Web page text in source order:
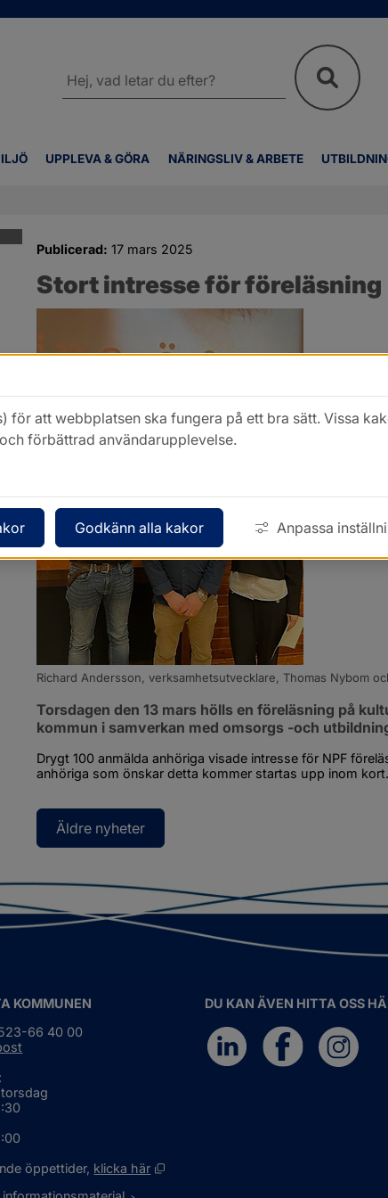
UPPLEVA & GÖRA NÄRINGSLIV & ARBETE
webbplatsen
Publicerad: 17 mars 2025
Stort intresse för föreläsning
Richard Andersson, verksamhetsutvecklare, Thomas Nybom
Torsdagen den 13 mars hölls en föreläsning på
kommun i samverkan med omsorgs -och
Drygt 100 anmälda anhöriga visade intresse för NPF
anhöriga som önskar detta kommer startas upp inom kort.
Äldre nyheter
KOMMUNEN
66 40 00
öppettider, klicka här
Öppnas i nytt fönster.
DU KAN ÄVEN HITTA OSS
för att webbplatsen ska fungera på ett bra sätt. Vissa
förbättrad användarupplevelse.
Godkänn alla kakor Anpassa